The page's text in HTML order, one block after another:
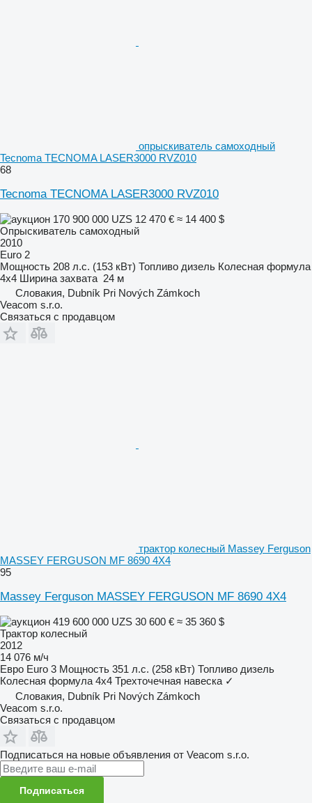
опрыскиватель самоходный
Tecnoma TECNOMA LASER3000 RVZ010
68
Tecnoma TECNOMA LASER3000 RVZ010
170 900 000 UZS 12 470 € ≈ 14 400 $
Опрыскиватель самоходный
2010
Euro 2
Мощность 208 л.с. (153 кВт) Топливо дизель Колесная формула
4x4 Ширина захвата 24 м
Словакия, Dubník Pri Nových Zámkoch
Veacom s.r.o.
Связаться с продавцом
трактор колесный Massey Ferguson
MASSEY FERGUSON MF 8690 4X4
95
Massey Ferguson MASSEY FERGUSON MF 8690 4X4
419 600 000 UZS 30 600 € ≈ 35 360 $
Трактор колесный
2012
14 076 м/ч
Евро Euro 3 Мощность 351 л.с. (258 кВт) Топливо дизель
Колесная формула 4x4 Трехточечная навеска ✓
Словакия, Dubník Pri Nových Zámkoch
Veacom s.r.o.
Связаться с продавцом
Подписаться на новые объявления от Veacom s.r.o.
Подписаться